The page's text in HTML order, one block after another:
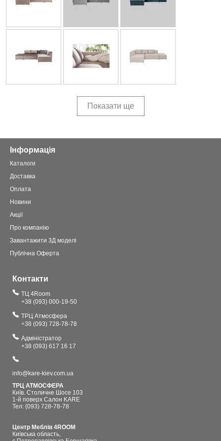
Показати ще
Інформація
Каталоги
Доставка
Оплата
Новини
Акції
Про компанію
Завантажити 3Д моделі
Публічна Оферта
Контакти
ТЦ 4Room
+38 (093) 000-19-50
ТРЦ Атмосфера
+38 (093) 728-78-78
Адміністратор
+38 (093) 617 16 17
info@kare-kiev.com.ua
ТРЦ АТМОСФЕРА
Київ. Столичне Шосе 103
1-й поверх Салон KARE
Тел: (093) 728-78-78
Центр Меблів 4ROOM
Київська область,